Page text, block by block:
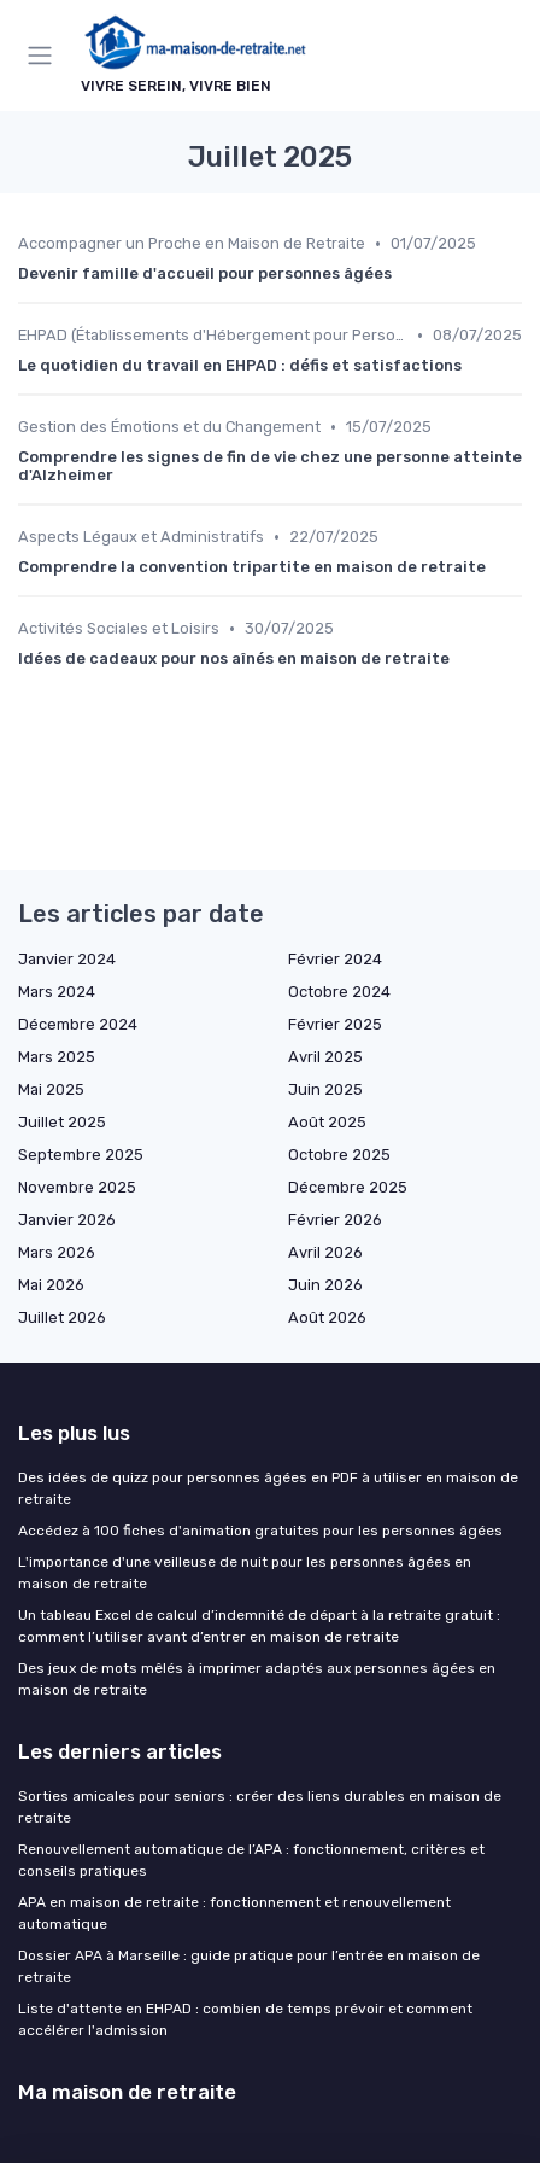
VIVRE SEREIN, VIVRE BIEN
Juillet 2025
Accompagner un Proche en Maison de Retraite • 01/07/2025
Devenir famille d'accueil pour personnes âgées
EHPAD (Établissements d'Hébergement pour Personnes Âgées Dépendantes) • 08/07/2025
Le quotidien du travail en EHPAD : défis et satisfactions
Gestion des Émotions et du Changement • 15/07/2025
Comprendre les signes de fin de vie chez une personne atteinte
d'Alzheimer
Aspects Légaux et Administratifs •
22/07/2025
Comprendre la convention tripartite en maison de retraite
Activités Sociales et Loisirs • 30/07/2025
Idées de cadeaux pour nos aînés en maison de retraite
Les articles par date
Janvier 2024
Février 2024
Mars 2024
Octobre 2024
Décembre 2024
Février 2025
Mars 2025
Avril 2025
Mai 2025
Juin 2025
Juillet 2025
Août 2025
Septembre 2025
Octobre 2025
Novembre 2025
Décembre 2025
Janvier 2026
Février 2026
Mars 2026
Avril 2026
Mai 2026
Juin 2026
Juillet 2026
Août 2026
Les plus lus
Des idées de quizz pour personnes âgées en PDF à utiliser en maison de
retraite
Accédez à 100 fiches d'animation gratuites pour les personnes âgées
L'importance d'une veilleuse de nuit pour les personnes âgées en
maison de retraite
Un tableau Excel de calcul d’indemnité de départ à la retraite gratuit :
comment l’utiliser avant d’entrer en maison de retraite
Des jeux de mots mêlés à imprimer adaptés aux personnes âgées en
maison de retraite
Les derniers articles
Sorties amicales pour seniors : créer des liens durables en maison de
retraite
Renouvellement automatique de l’APA : fonctionnement, critères et
conseils pratiques
APA en maison de retraite : fonctionnement et renouvellement
automatique
Dossier APA à Marseille : guide pratique pour l’entrée en maison de
retraite
Liste d'attente en EHPAD : combien de temps prévoir et comment
accélérer l'admission
Ma maison de retraite
Panneau de gestion des cookies